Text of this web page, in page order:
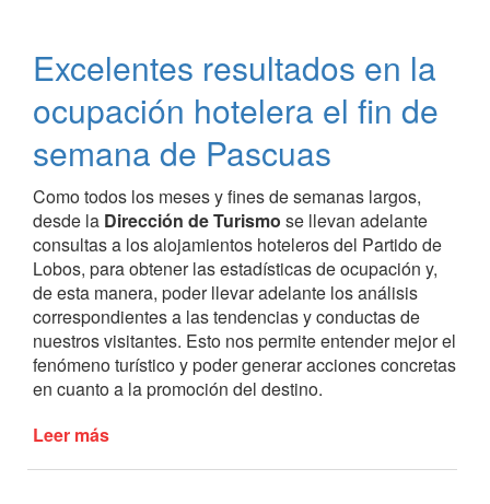
en
la
edición
Expoeventos
2019
Excelentes resultados en la
ocupación hotelera el fin de
semana de Pascuas
Como todos los meses y fines de semanas largos,
desde la Dirección de Turismo se llevan adelante
consultas a los alojamientos hoteleros del Partido de
Lobos, para obtener las estadísticas de ocupación y,
de esta manera, poder llevar adelante los análisis
correspondientes a las tendencias y conductas de
nuestros visitantes. Esto nos permite entender mejor el
fenómeno turístico y poder generar acciones concretas
en cuanto a la promoción del destino.
Leer más